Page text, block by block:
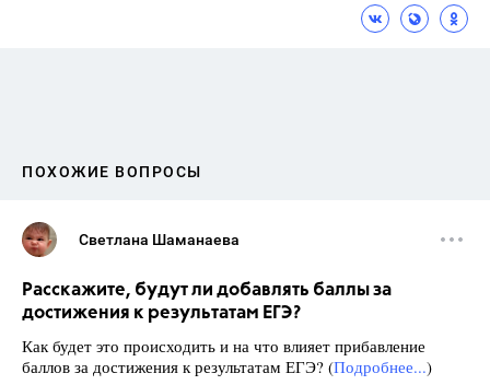
ПОХОЖИЕ ВОПРОСЫ
Светлана Шаманаева
Расскажите, будут ли добавлять баллы за
достижения к результатам ЕГЭ?
Как будет это происходить и на что влияет прибавление
баллов за достижения к результатам ЕГЭ? (Подробнее...)